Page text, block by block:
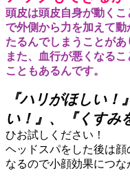
頭皮は頭皮自身が動く
で外側から力を加えて
たるんでしまうことがあ
また、血行が悪くなる
こともあるんです。
『ハリがほしい
い！』、『くすみ
ひお試しください！
ヘッドスパをした後は
なるので小顔効果につな